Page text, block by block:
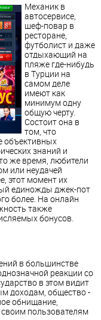
Механик в
автосервисе,
шеф-повар в
ресторане,
футболист и даже
отдыхающий на
пляже где-нибудь
в Турции на
самом деле
имеют как
минимум одну
общую черту.
Состоит она в
том, что
объективных
знаний и
же время, любители
или неудачей
этот момент их
единожды джек-пот
более. На онлайн
также
бонусов.
в большинстве
реакции со
в этом видит
доходам, общество -
обнищание,
пользователям